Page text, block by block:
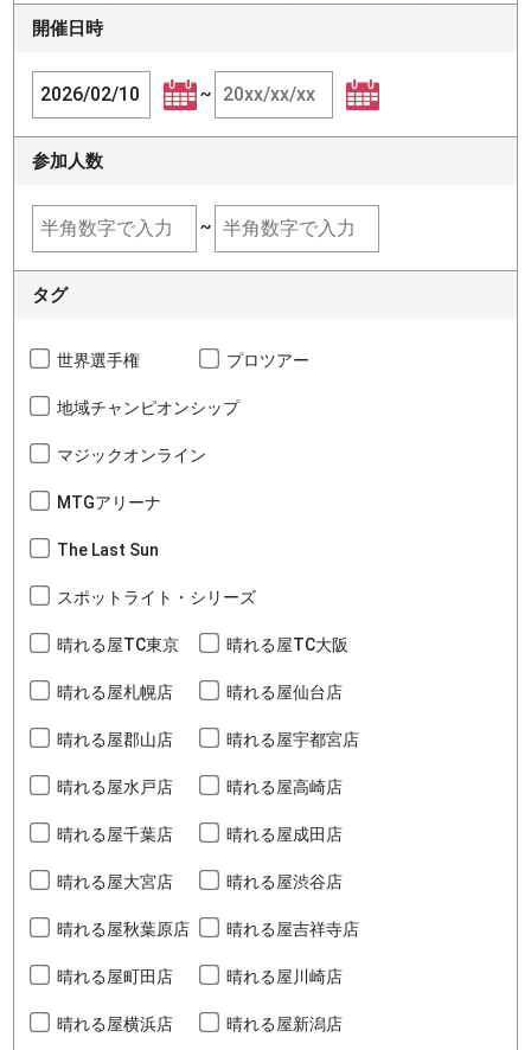
開催日時
~
参加人数
~
タグ
世界選手権 プロツアー
地域チャンピオンシップ
マジックオンライン
MTGアリーナ
The Last Sun
スポットライト・シリーズ
晴れる屋TC東京 晴れる屋TC大阪
晴れる屋札幌店 晴れる屋仙台店
晴れる屋郡山店 晴れる屋宇都宮店
晴れる屋水戸店 晴れる屋高崎店
晴れる屋千葉店 晴れる屋成田店
晴れる屋大宮店 晴れる屋渋谷店
晴れる屋秋葉原店 晴れる屋吉祥寺店
晴れる屋町田店 晴れる屋川崎店
晴れる屋横浜店 晴れる屋新潟店